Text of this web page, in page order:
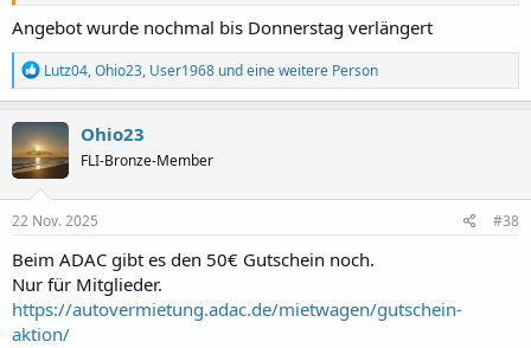
Angebot wurde nochmal bis Donnerstag verlängert
R
e
a
k
t
i
o
n
e
:
Lutz04,Ohio23, User1968 und eine weitere Person
Ohio23
FLI-Bronze-Member
22 Nov. 2025 #38
Beim ADAC gibt es den 50€ Gutschein noch.
Nur für Mitglieder.
https://autovermietung.adac.de/mietwagen/gutschein-
aktion/